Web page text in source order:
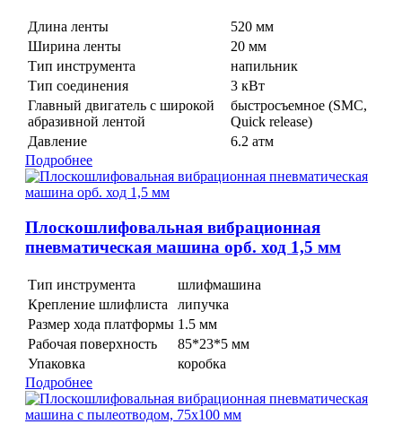
Длина ленты
520 мм
Ширина ленты
20 мм
Тип инструмента
напильник
Тип соединения
3 кВт
Главный двигатель с широкой
абразивной лентой
быстросъемное (SMC,
Quick release)
Давление
6.2 атм
Подробнее
Плоскошлифовальная вибрационная
пневматическая машина орб. ход 1,5 мм
Тип инструмента
шлифмашина
Крепление шлифлиста
липучка
Размер хода платформы 1.5 мм
Рабочая поверхность
85*23*5 мм
Упаковка
коробка
Подробнее